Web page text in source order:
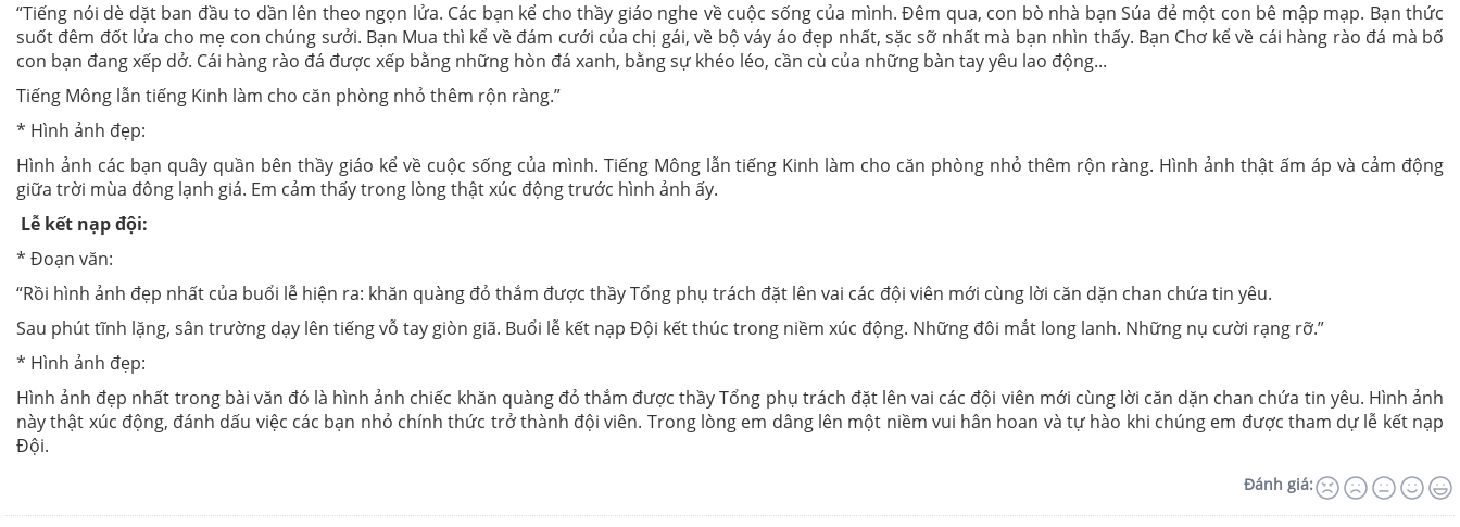
“Tiếng nói dè dặt ban đầu to dần lên theo ngọn lửa. Các bạn kể cho thầy giáo nghe về cuộc sống của mình. Đêm qua, con bò nhà bạn Súa đẻ một con bê mập mạp. Bạn thức
suốt đêm đốt lửa cho mẹ con chúng sưởi. Bạn Mua thì kể về đám cưới của chị gái, về bộ váy áo đẹp nhất, sặc sỡ nhất mà bạn nhìn thấy. Bạn Chơ kể về cái hàng rào đá mà bố
con bạn đang xếp dở. Cái hàng rào đá được xếp bằng những hòn đá xanh, bằng sự khéo léo, cần cù của những bàn tay yêu lao động...
Tiếng Mông lẫn tiếng Kinh làm cho căn phòng nhỏ thêm rộn ràng.”
* Hình ảnh đẹp:
Hình ảnh các bạn quây quần bên thầy giáo kể về cuộc sống của mình. Tiếng Mông lẫn tiếng Kinh làm cho căn phòng nhỏ thêm rộn ràng. Hình ảnh thật ấm áp và cảm động
giữa trời mùa đông lạnh giá. Em cảm thấy trong lòng thật xúc động trước hình ảnh ấy.
Lễ kết nạp đội:
* Đoạn văn:
“Rồi hình ảnh đẹp nhất của buổi lễ hiện ra: khăn quàng đỏ thắm được thầy Tổng phụ trách đặt lên vai các đội viên mới cùng lời căn dặn chan chứa tin yêu.
Sau phút tĩnh lặng, sân trường dạy lên tiếng vỗ tay giòn giã. Buổi lễ kết nạp Đội kết thúc trong niềm xúc động. Những đôi mắt long lanh. Những nụ cười rạng rỡ.”
* Hình ảnh đẹp:
Hình ảnh đẹp nhất trong bài văn đó là hình ảnh chiếc khăn quàng đỏ thắm được thầy Tổng phụ trách đặt lên vai các đội viên mới cùng lời căn dặn chan chứa tin yêu. Hình ảnh
này thật xúc động, đánh dấu việc các bạn nhỏ chính thức trở thành đội viên. Trong lòng em dâng lên một niềm vui hân hoan và tự hào khi chúng em được tham dự lễ kết nạp
Đội.
Đánh giá: